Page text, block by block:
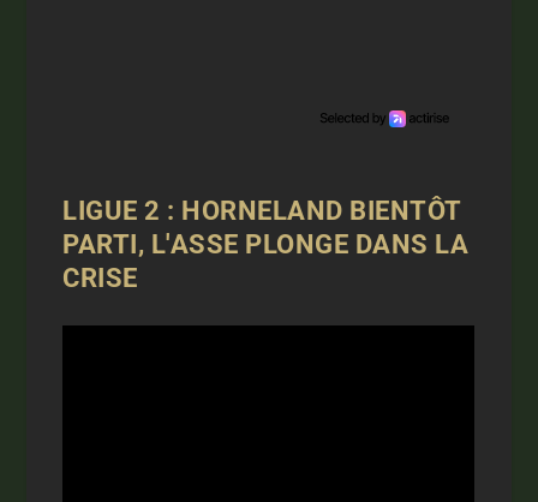
LIGUE 2 : HORNELAND BIENTÔT
PARTI, L'ASSE PLONGE DANS LA
CRISE